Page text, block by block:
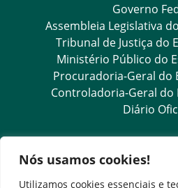
Nós usamos cookies!
Utilizamos cookies essenciais e
Governo
Assembleia Legislativa
Tribunal de Justiça do
Ministério Público do
Procuradoria-Geral do
Controladoria-Geral do
Diário
Transparência e
LGPD